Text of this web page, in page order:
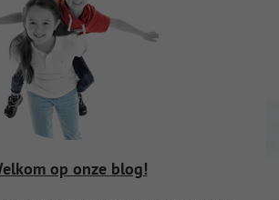
op onze blog!